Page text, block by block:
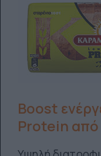
Boost
Protein